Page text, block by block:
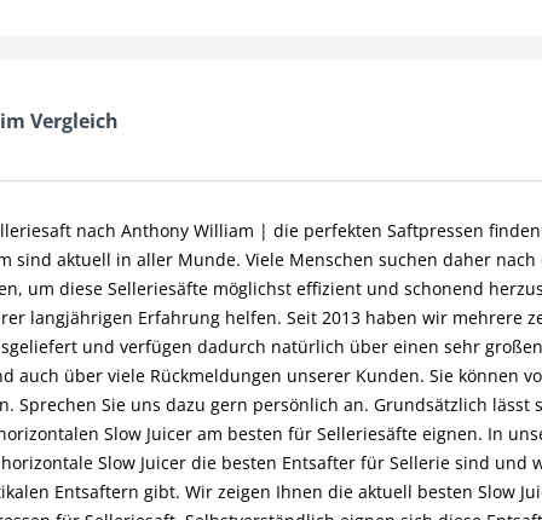
Vergleich
nach Anthony William | die perfekten Saftpressen
sind aktuell in aller Munde. Viele Menschen suchen daher nach
um diese Selleriesäfte möglichst effizient und schonend
langjährigen Erfahrung helfen. Seit 2013 haben wir mehrere
und verfügen dadurch natürlich über einen sehr großen
auch über viele Rückmeldungen unserer Kunden. Sie können
Sprechen Sie uns dazu gern persönlich an. Grundsätzlich lässt
Slow Juicer am besten für Selleriesäfte eignen. In
Slow Juicer die besten Entsafter für Sellerie sind und
Entsaftern gibt. Wir zeigen Ihnen die aktuell besten Slow